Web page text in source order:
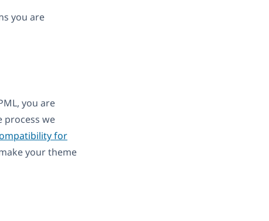
you are
you are
process we
for
your theme